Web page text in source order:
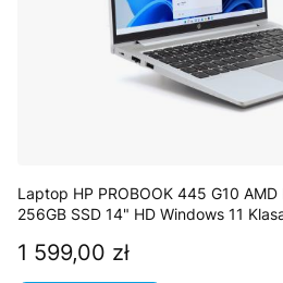
Laptop HP PROBOOK 445 G10
256GB SSD 14" HD Windows 11
Cena
1 599,00 zł